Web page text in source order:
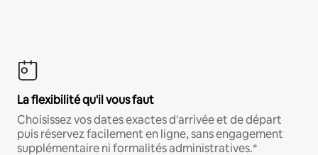
La flexibilité qu'il vous faut
Choisissez vos dates exactes d'arrivée et de départ
puis réservez facilement en ligne, sans engagement
supplémentaire ni formalités administratives.*